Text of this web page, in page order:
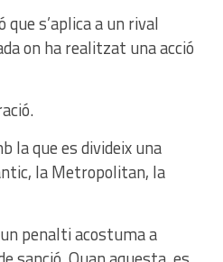
que s’aplica a un rival
on ha realitzat una acció
la que es divideix una
la Metropolitan, la
penalti acostuma a